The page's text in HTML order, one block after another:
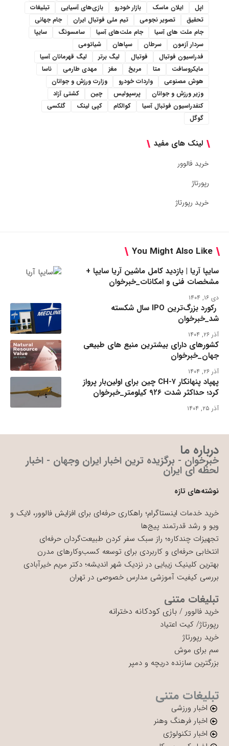
اپل
ایلان ماسک بازار خودرو بازی‌های آسیایی
تبلیغات
تحقیق
تصویر نجومی تیم ملی فوتبال ایران
جام جهانی
جام ملت های آسیا
جام ملت‌های آسیا سامسونگ
سایپا
سردار آزمون
سرطان سپاهان
شیائومی
فدراسیون فوتبال
فوتبال لیگ برتر
لیگ قهرمانان آسیا
مایکروسافت
متا مریخ مغز مهدی طارمی
ناسا
هوش مصنوعی
واردات خودرو
وزارت ورزش و جوانان
وزیر ورزش و جوانان
پرسپولیس چین
کشتی آزاد
کنفدراسیون فوتبال آسیا
کوالکام کپی لینک
گلکسی
گوگل
لینک های مفید
خرید فالوور
رپورتاژ
خرید رپورتاژ
You Might Also Like
سایپا آریا | بازدید کامل ماشین آریا سایپا +
مشخصات فنی و امکانات_خبرخوان
دی ۱۶, ۱۴۰۴
رکورد بزرگ‌ترین IPO سال شکسته
شد_خبرخوان
آذر ۲۶, ۱۴۰۴
کشورهای دارای بیشترین منبع های طبیعی
جهان_خبرخوان
آذر ۲۶, ۱۴۰۴
پهپاد پنهانکار CH-۷ چین برای اولین‌بار پرواز
کرد؛ حداکثر شدت ۹۲۶ کیلومتر_خبرخوان
آذر ۲۵, ۱۴۰۴
درباره ما
خبرخوان - برگزیده ترین اخبار ایران وجهان - اخبار
لحظه ای ایران
نوشته‌های تازه
خرید خدمات اینستاگرام؛ راهکاری حرفه‌ای برای افزایش فالوور، لایک و
ویو و رشد قدرتمند پیج‌ها
تجهیزات چندکاره؛ راز سبک سفر کردن طبیعت‌گردان حرفه‌ای
انتخابی حرفه‌ای و کاربردی برای توسعه کسب‌وکارهای مدرن
بهترین کلینیک زیبایی در نزدیک شهر اندیشه؛ دکتر مریم خیرآبادی
بررسی کیفیت آموزشی مدارس خصوصی در تهران
تبلیغات متنی
خرید فالوور / بازی کودکانه دخترانه
رپورتاژ/ کیت اعتیاد
خرید رپورتاژ
سم برای موش
بزرگترین سازنده دریچه و دمپر
تبلیغات متنی
اخبار ورزشی
اخبار فرهنگ وهنر
اخبار تکنولوژی